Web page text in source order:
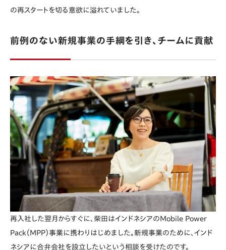
の再スタートを切る意欲に溢れていました。
前例のない新規事業の手綱を引き、チームに貢献
再入社した翌月からすぐに、柴田はインドネシアのMobile Power
Pack（MPP）事業に携わりはじめました。新規事業のために、インド
ネシアに合弁会社を設立したいという相談を受けたのです。